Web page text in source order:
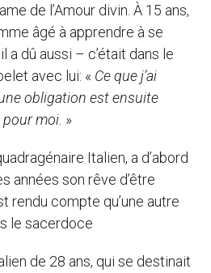
de l’Amour divin. À 15 ans,
âgé à apprendre à se
a dû aussi – c’était dans le
avec lui: « Ce que j’ai
obligation est ensuite
moi. »
Italien, a d’abord
années son rêve d’être
rendu compte qu’une autre
le sacerdoce
de 28 ans, qui se destinait